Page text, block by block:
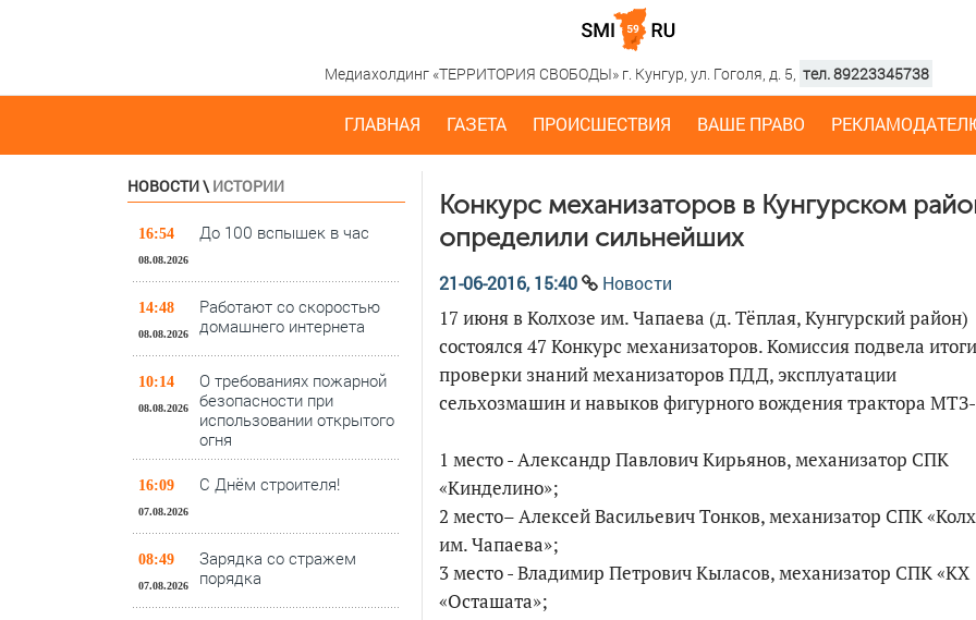
Медиахолдинг «ТЕРРИТОРИЯ СВОБОДЫ» г. Кунгур, ул. Гоголя, д. 5, тел. 89223345738
ГЛАВНАЯ ГАЗЕТА ПРОИСШЕСТВИЯ ВАШЕ ПРАВО
НОВОСТИ\ ИСТОРИИ
16:54
08.08.2026
До 100 вспышек в час
14:48
08.08.2026
Работают со скоростью
домашнего интернета
10:14
08.08.2026
О требованиях пожарной
безопасности при
использовании открытого
огня
16:09
07.08.2026
С Днём строителя!
08:49
07.08.2026
Зарядка со стражем
порядка
Конкурс механизаторов в Кунгурском
определили сильнейших
21-06-2016, 15:40 Новости
17 июня в Колхозе им. Чапаева (д. Тёплая, Кунгурский район)
состоялся 47 Конкурс механизаторов. Комиссия подвела итоги
проверки знаний механизаторов ПДД, эксплуатации
сельхозмашин и навыков фигурного вождения трактора
1 место - Александр Павлович Кирьянов, механизатор СПК
«Кинделино»;
2 место– Алексей Васильевич Тонков, механизатор СПК
им. Чапаева»;
3 место - Владимир Петрович Кыласов, механизатор СПК «КХ
«Осташата»;